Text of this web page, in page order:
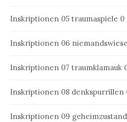
Inskriptionen 05 traumaspiele 0
Inskriptionen 06
Inskriptionen 07 traumklamauk
Inskriptionen 08 denkspurrillen
Inskriptionen 09